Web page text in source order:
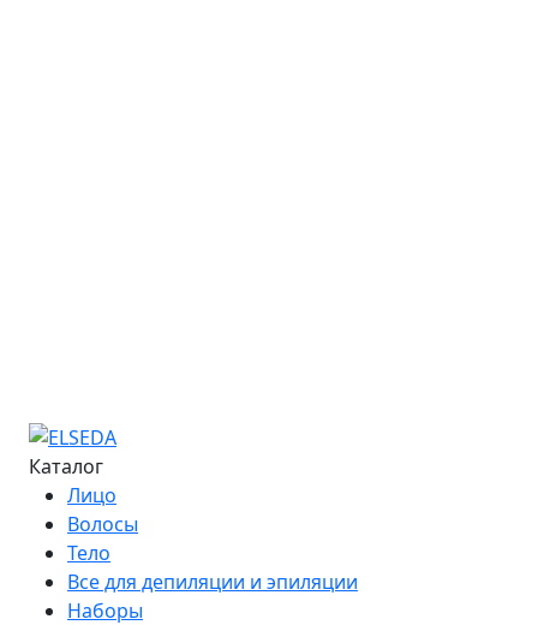
Каталог
Лицо
Волосы
Тело
Все для депиляции и эпиляции
Наборы